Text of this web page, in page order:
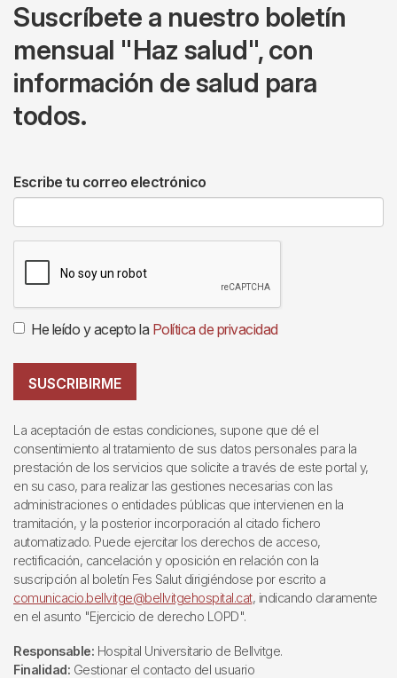
Suscríbete a nuestro boletín
mensual "Haz salud", con
información de salud para
todos.
Escribe tu correo electrónico
He leído y acepto la Política de privacidad
SUSCRIBIRME
La aceptación de estas condiciones, supone que dé el
consentimiento al tratamiento de sus datos personales para la
prestación de los servicios que solicite a través de este portal y,
en su caso, para realizar las gestiones necesarias con las
administraciones o entidades públicas que intervienen en la
tramitación, y la posterior incorporación al citado fichero
automatizado. Puede ejercitar los derechos de acceso,
rectificación, cancelación y oposición en relación con la
suscripción al boletín Fes Salut dirigiéndose por escrito a
comunicacio.bellvitge@bellvitgehospital.cat, indicando claramente
en el asunto "Ejercicio de derecho LOPD".
Responsable: Hospital Universitario de Bellvitge.
Finalidad: Gestionar el contacto del usuario